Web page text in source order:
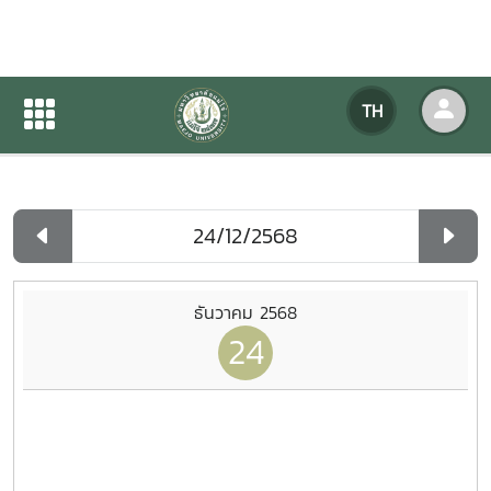
TH
ปฏิทินกิจกรรมของหน่วยงาน
ปฏิทินกิจกรรมของหน่วยงาน
ธันวาคม 2568
24